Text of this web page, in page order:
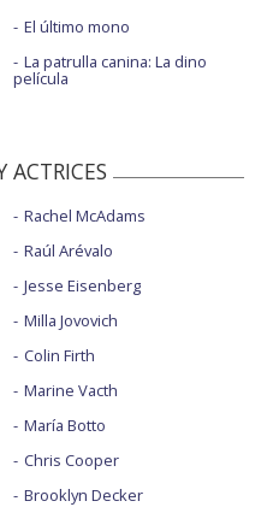
El último mono
La patrulla canina: La dino
película
ACTRICES
Rachel McAdams
Raúl Arévalo
Jesse Eisenberg
Milla Jovovich
Colin Firth
Marine Vacth
María Botto
Chris Cooper
Brooklyn Decker